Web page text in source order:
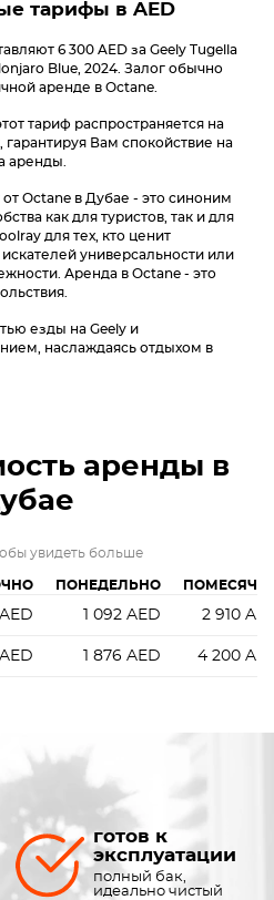
тарифы в AED
6 300 AED за Geely Tugella
Blue, 2024. Залог обычно
аренде в Octane.
тариф распространяется на
Вам спокойствие на
аренды.
Octane в Дубае - это синоним
как для туристов, так и для
для тех, кто ценит
универсальности или
Аренда в Octane - это
езды на Geely и
наслаждаясь отдыхом в
аренды в
увидеть больше
ПОНЕДЕЛЬНО
AED 1 092 AED 2 910
AED 1 876 AED 4 200
готов к
эксплуатации
полный бак,
идеально чистый